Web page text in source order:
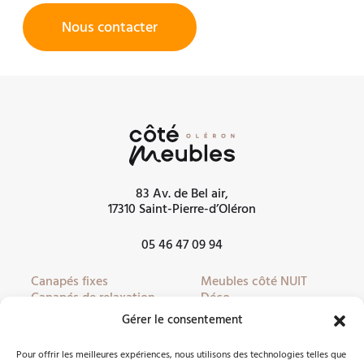
Gérer le consentement
Pour offrir les meilleures expériences, nous utilisons des technologies telles que
Nous contacter
83 Av. de Bel air,
17310 Saint-Pierre-d’Oléron
05 46 47 09 94
Canapés fixes
Canapés de relaxation
Canapés convertibles
Meubles côté NUIT
Déco
Literie